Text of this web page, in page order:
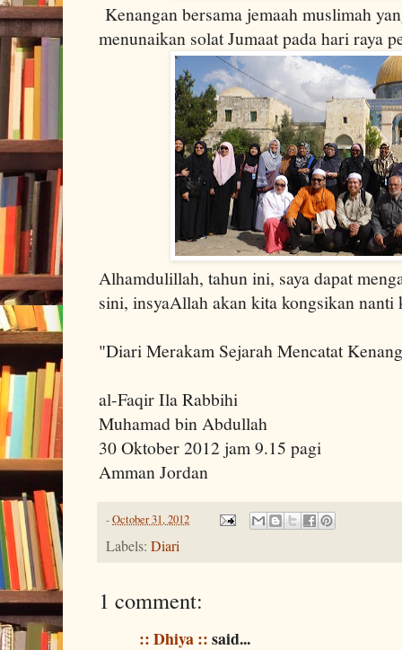
Kenangan bersama jemaah muslimah
menunaikan solat Jumaat pada hari raya
Alhamdulillah, tahun ini, saya dapat
sini, insyaAllah akan kita kongsikan nanti
"Diari Merakam Sejarah Mencatat
al-Faqir Ila Rabbihi
Muhamad bin Abdullah
30 Oktober 2012 jam 9.15 pagi
Amman Jordan
-October 31, 2012
Labels: Diari
1 comment:
:: Dhiya ::said...